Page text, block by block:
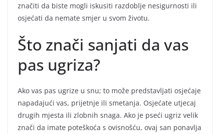
značiti da biste mogli iskusiti razdoblje nesigurnosti ili
osjećati da nemate smjer u svom životu.
Što znači sanjati da vas
pas ugriza?
Ako vas pas ugrize u snu; to može predstavljati osjećaje
napadajući vas, prijetnje ili smetanja. Osjećate utjecaj
drugih mjesta ili zlobnih snaga. Ako je pseći ugriz velik
znači da imate poteškoća s ovisnošću, ovaj san ponavlja